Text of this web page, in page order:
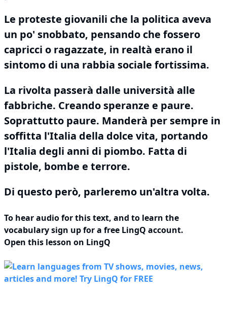
Le proteste giovanili che la politica aveva
un po' snobbato, pensando che fossero
capricci o ragazzate, in realtà erano il
sintomo di una rabbia sociale fortissima.
La rivolta passerà dalle università alle
fabbriche. Creando speranze e paure.
Soprattutto paure. Manderà per sempre in
soffitta l'Italia della dolce vita, portando
l'Italia degli anni di piombo. Fatta di
pistole, bombe e terrore.
Di questo però, parleremo un'altra volta.
To hear audio for this text, and to learn the
vocabularysign upfor a free LingQ account.
Open this lesson on LingQ